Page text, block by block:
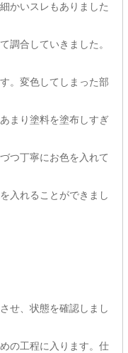
かいスレもありました
調合していきました。
。変色してしまった部
まり塗料を塗布しすぎ
つ丁寧にお色を入れて
入れることができまし
せ、状態を確認しまし
の工程に入ります。仕